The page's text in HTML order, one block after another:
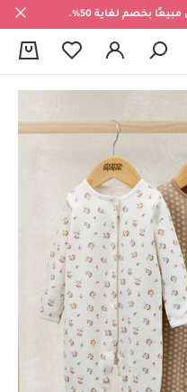
بخصم لغاية 50%.